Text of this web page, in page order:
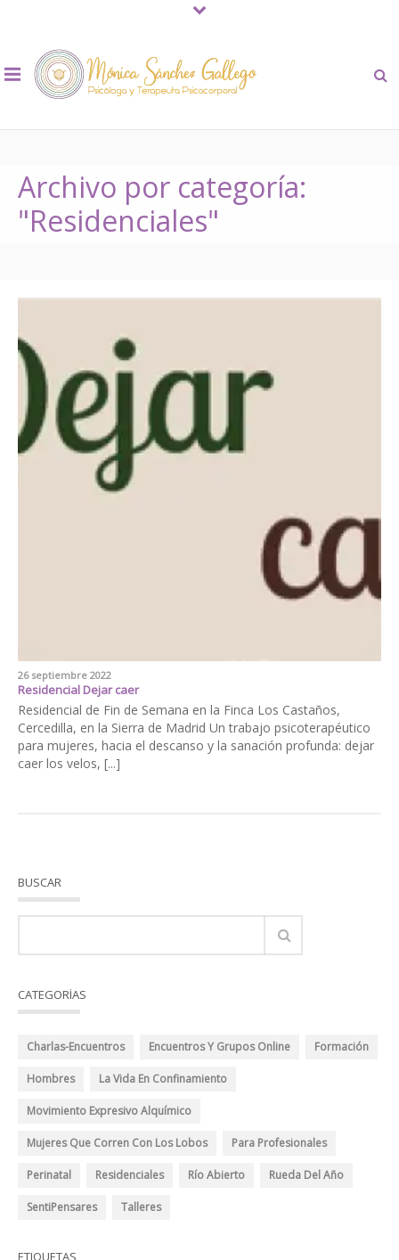
Archivo por categoría:
"Residenciales"
26 septiembre 2022
Residencial Dejar caer
Residencial de Fin de Semana en la Finca Los Castaños,
Cercedilla, en la Sierra de Madrid Un trabajo psicoterapéutico
para mujeres, hacia el descanso y la sanación profunda: dejar
caer los velos, [...]
BUSCAR
CATEGORÍAS
Charlas-Encuentros Encuentros Y Grupos Online Formación
Hombres La Vida En Confinamiento
Movimiento Expresivo Alquímico
Mujeres Que Corren Con Los Lobos Para Profesionales
Perinatal Residenciales Río Abierto Rueda Del Año
SentiPensares Talleres
ETIQUETAS